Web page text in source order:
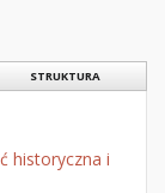
STRUKTURA
historyczna i